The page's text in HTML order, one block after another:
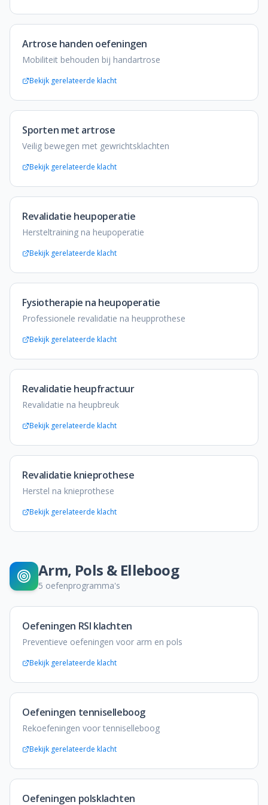
Artrose handen oefeningen
Mobiliteit behouden bij handartrose
Bekijk gerelateerde klacht
Sporten met artrose
Veilig bewegen met gewrichtsklachten
Bekijk gerelateerde klacht
Revalidatie heupoperatie
Hersteltraining na heupoperatie
Bekijk gerelateerde klacht
Fysiotherapie na heupoperatie
Professionele revalidatie na heupprothese
Bekijk gerelateerde klacht
Revalidatie heupfractuur
Revalidatie na heupbreuk
Bekijk gerelateerde klacht
Revalidatie knieprothese
Herstel na knieprothese
Bekijk gerelateerde klacht
Arm, Pols & Elleboog
5 oefenprogramma's
Oefeningen RSI klachten
Preventieve oefeningen voor arm en pols
Bekijk gerelateerde klacht
Oefeningen tenniselleboog
Rekoefeningen voor tenniselleboog
Bekijk gerelateerde klacht
Oefeningen polsklachten